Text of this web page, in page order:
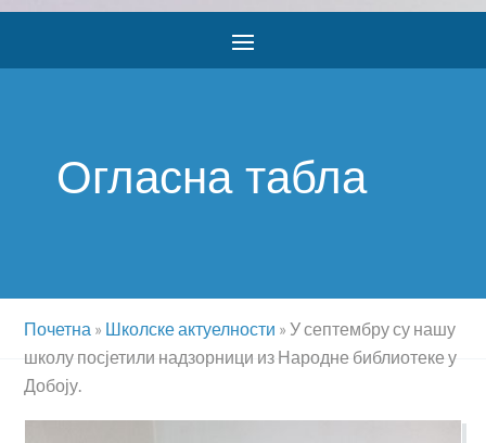
Огласна табла
Почетна » Школске актуелности »У септембру су нашу
школу посјетили надзорници из Народне библиотеке у
Добоју.